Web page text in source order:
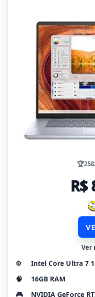
🏆
R$
Ver
⚙️
Intel Core Ultra 7
🧠
16GB RAM
🎮
NVIDIA GeForce